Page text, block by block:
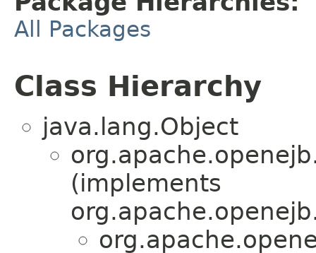
All Packages
Class Hierarchy
java.lang.Object
(implements